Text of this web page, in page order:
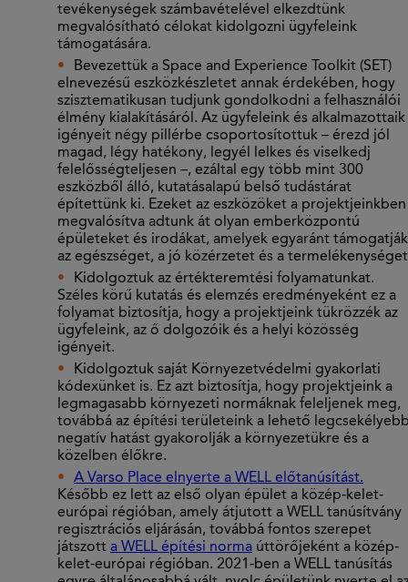
tevékenységek számbavételével elkezdtünk
megvalósítható célokat kidolgozni ügyfeleink
támogatására.
Bevezettük a Space and Experience Toolkit (SET)
elnevezésű eszközkészletet annak érdekében, hogy
szisztematikusan tudjunk gondolkodni a felhasználói
élmény kialakításáról. Az ügyfeleink és alkalmazottaik
igényeit négy pillérbe csoportosítottuk – érezd jól
magad, légy hatékony, legyél lelkes és viselkedj
felelősségteljesen –, ezáltal egy több mint 300
eszközből álló, kutatásalapú belső tudástárat
építettünk ki. Ezeket az eszközöket a projektjeinkben
megvalósítva adtunk át olyan emberközpontú
épületeket és irodákat, amelyek egyaránt támogatják
az egészséget, a jó közérzetet és a
Kidolgoztuk az értékteremtési folyamatunkat.
Széles körű kutatás és elemzés eredményeként ez a
folyamat biztosítja, hogy a projektjeink tükrözzék az
ügyfeleink, az ő dolgozóik és a helyi közösség
igényeit.
Kidolgoztuk saját Környezetvédelmi gyakorlati
kódexünket is. Ez azt biztosítja, hogy projektjeink a
legmagasabb környezeti normáknak feleljenek meg,
továbbá az építési területeink a lehető
negatív hatást gyakorolják a környezetükre és a
közelben élőkre.
A Varso Place elnyerte a WELL előtanúsítást.
Később ez lett az első olyan épület a közép-kelet-
európai régióban, amely átjutott a WELL tanúsítvány
regisztrációs eljárásán, továbbá fontos szerepet
játszott a WELL építési norma úttörőjeként a közép-
kelet-európai régióban. 2021-ben a WELL tanúsítás